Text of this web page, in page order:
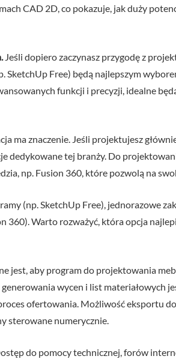
CAD 2D, co pokazuje, jak duży
Jeśli dopiero zaczynasz przygodę z
Free) będą najlepszym
funkcji i precyzji, idealne
ma znaczenie. Jeśli projektujesz
dedykowane tej branży. Do
np. Fusion 360, które pozwolą na
(np. SketchUp Free), jednorazowe
360). Warto rozważyć, która opcja
jest, aby program do projektowania
wycen i list materiałowych
ofertowania. Możliwość eksportu
sterowane numerycznie.
do pomocy technicznej, forów